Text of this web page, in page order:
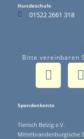
Hundeschule
01522 2661 318
Bitte vereinbaren
Spendenkonto
Tierisch Belzig e.V.
Mittelbrandenburgische